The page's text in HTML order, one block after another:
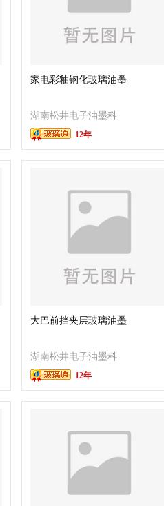
家电彩釉钢化玻璃油墨
湖南松井电子油墨科
技有限公司12年
大巴前挡夹层玻璃油墨
湖南松井电子油墨科
技有限公司12年